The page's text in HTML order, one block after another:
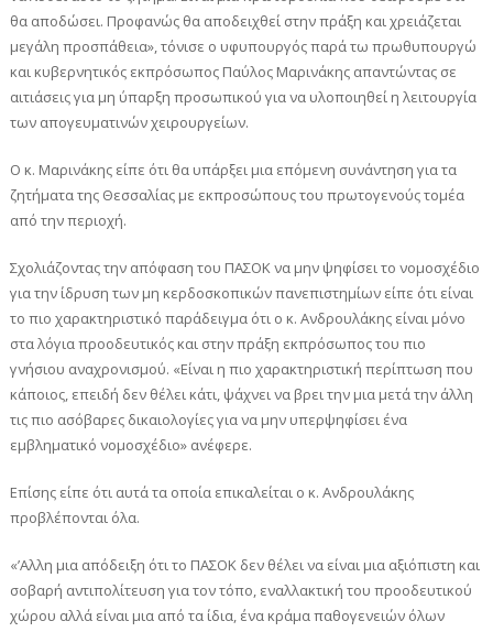
θα αποδώσει. Προφανώς θα αποδειχθεί στην πράξη και χρειάζεται
μεγάλη προσπάθεια», τόνισε ο υφυπουργός παρά τω πρωθυπουργώ
και κυβερνητικός εκπρόσωπος Παύλος Μαρινάκης απαντώντας σε
αιτιάσεις για μη ύπαρξη προσωπικού για να υλοποιηθεί η λειτουργία
των απογευματινών χειρουργείων.
Ο κ. Μαρινάκης είπε ότι θα υπάρξει μια επόμενη συνάντηση για τα
ζητήματα της Θεσσαλίας με εκπροσώπους του πρωτογενούς τομέα
από την περιοχή.
Σχολιάζοντας την απόφαση του ΠΑΣΟΚ να μην ψηφίσει το νομοσχέδιο
για την ίδρυση των μη κερδοσκοπικών πανεπιστημίων είπε ότι είναι
το πιο χαρακτηριστικό παράδειγμα ότι ο κ. Ανδρουλάκης είναι μόνο
στα λόγια προοδευτικός και στην πράξη εκπρόσωπος του πιο
γνήσιου αναχρονισμού. «Είναι η πιο χαρακτηριστική περίπτωση που
κάποιος, επειδή δεν θέλει κάτι, ψάχνει να βρει την μια μετά την άλλη
τις πιο ασόβαρες δικαιολογίες για να μην υπερψηφίσει ένα
εμβληματικό νομοσχέδιο» ανέφερε.
Επίσης είπε ότι αυτά τα οποία επικαλείται ο κ. Ανδρουλάκης
προβλέπονται όλα.
«’Αλλη μια απόδειξη ότι το ΠΑΣΟΚ δεν θέλει να είναι μια αξιόπιστη και
σοβαρή αντιπολίτευση για τον τόπο, εναλλακτική του προοδευτικού
χώρου αλλά είναι μια από τα ίδια, ένα κράμα παθογενειών όλων